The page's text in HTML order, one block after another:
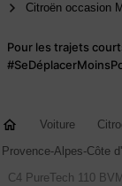
Citroën occasion
Pour les trajets
Voiture
Provence-Alpes-Côte
C4 PureTech 110